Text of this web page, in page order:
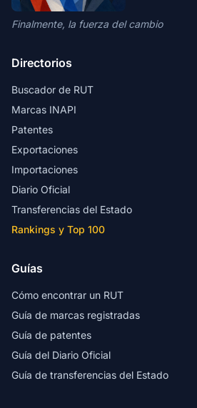
Finalmente, la fuerza del cambio
Directorios
Buscador de RUT
Marcas INAPI
Patentes
Exportaciones
Importaciones
Diario Oficial
Transferencias del Estado
Rankings y Top 100
Guías
Cómo encontrar un RUT
Guía de marcas registradas
Guía de patentes
Guía del Diario Oficial
Guía de transferencias del Estado